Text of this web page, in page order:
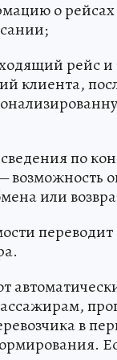
о
рейс и
клиента,
по
возможность
или
переводит
в